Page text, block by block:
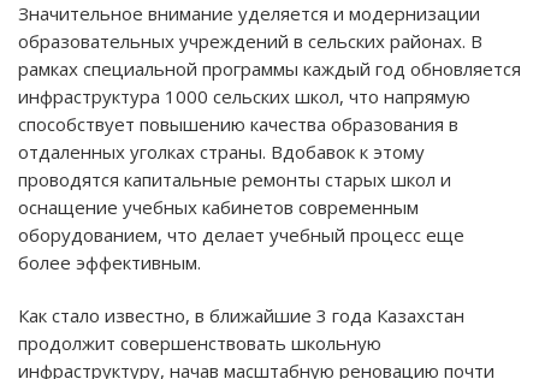
Значительное внимание уделяется и модернизации
образовательных учреждений в сельских районах. В
рамках специальной программы каждый год обновляется
инфраструктура 1000 сельских школ, что напрямую
способствует повышению качества образования в
отдаленных уголках страны. Вдобавок к этому
проводятся капитальные ремонты старых школ и
оснащение учебных кабинетов современным
оборудованием, что делает учебный процесс еще
более эффективным.
Как стало известно, в ближайшие 3 года Казахстан
продолжит совершенствовать школьную
инфраструктуру, начав масштабную реновацию почти